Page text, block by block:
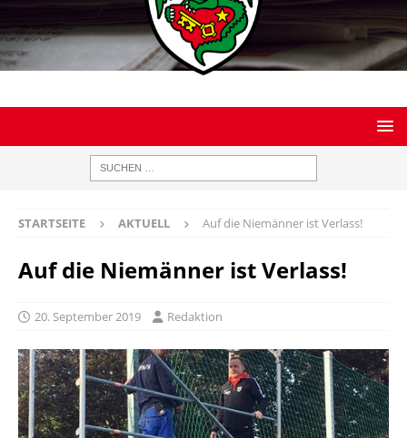
STARTSEITE AKTUELL Auf die Niemänner ist Verlass!
Auf die Niemänner ist Verlass!
20. September 2019 Redaktion